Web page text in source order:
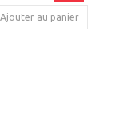
Ajouter au panier